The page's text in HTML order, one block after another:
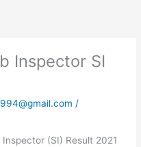
Inspector SI
/
(SI) Result 2021